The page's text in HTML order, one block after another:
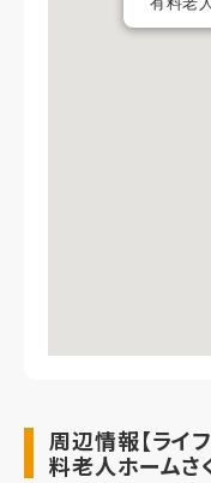
周辺情報【ラ
料老人ホームさ